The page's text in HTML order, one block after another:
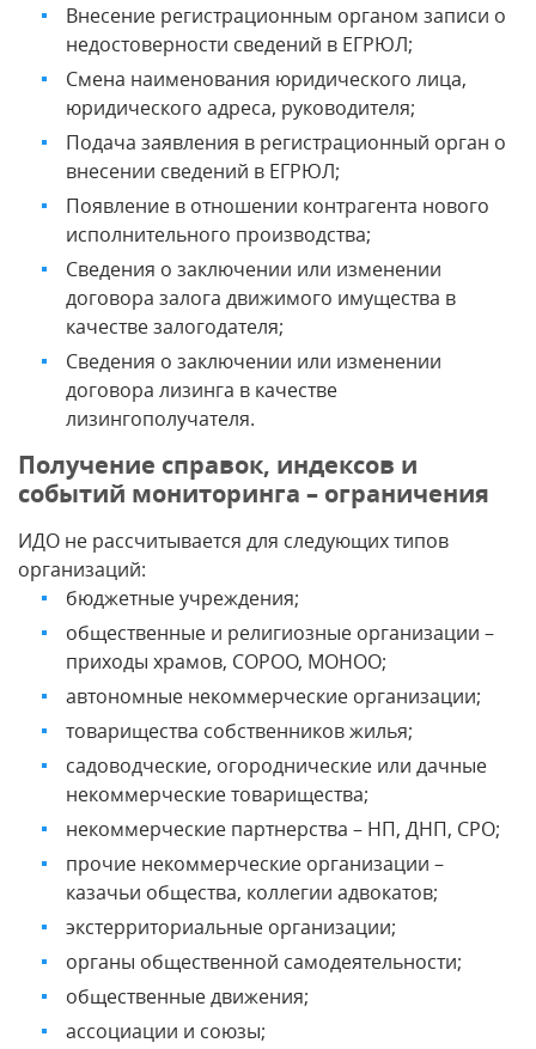
Внесение регистрационным органом записи о
недостоверности сведений в ЕГРЮЛ;
Смена наименования юридического лица,
юридического адреса, руководителя;
Подача заявления в регистрационный орган о
внесении сведений в ЕГРЮЛ;
Появление в отношении контрагента нового
исполнительного производства;
Сведения о заключении или изменении
договора залога движимого имущества в
качестве залогодателя;
Сведения о заключении или изменении
договора лизинга в качестве
лизингополучателя.
Получение справок, индексов и
событий мониторинга – ограничения
ИДО не рассчитывается для следующих типов
организаций:
бюджетные учреждения;
общественные и религиозные организации –
приходы храмов, СОРОО, МОНОО;
автономные некоммерческие организации;
товарищества собственников жилья;
садоводческие, огороднические или дачные
некоммерческие товарищества;
некоммерческие партнерства – НП, ДНП, СРО;
прочие некоммерческие организации –
казачьи общества, коллегии адвокатов;
экстерриториальные организации;
органы общественной самодеятельности;
общественные движения;
ассоциации и союзы;